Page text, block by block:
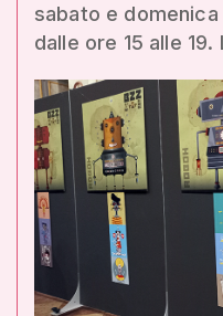
sabato e domenica
dalle ore 15 alle